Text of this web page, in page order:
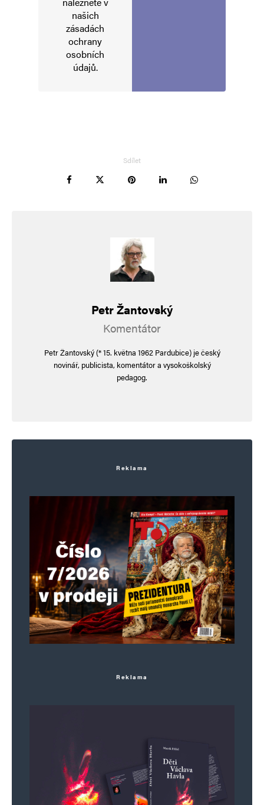
Informujte mě o nových příspěvcích e-mailem.
Alternative:
našich
zásadách
ochrany
osobních
údajů.
Sdílet
Petr Žantovský
Komentátor
Petr Žantovský (* 15. května 1962 Pardubice) je český
novinář, publicista, komentátor a vysokoškolský
pedagog.
Reklama
Reklama